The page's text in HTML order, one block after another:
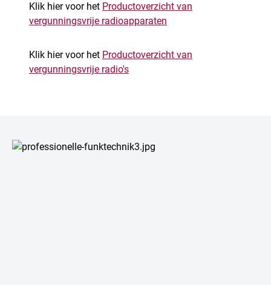
Klik hier voor het Productoverzicht van
vergunningsvrije radioapparaten
Klik hier voor het Productoverzicht van
vergunningsvrije radio's